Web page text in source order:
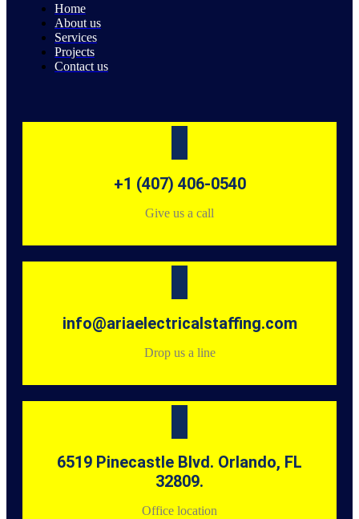
Home
About us
Services
Projects
Contact us
+1 (407) 406-0540
Give us a call
info@ariaelectricalstaffing.com
Drop us a line
6519 Pinecastle Blvd. Orlando, FL
32809.
Office location